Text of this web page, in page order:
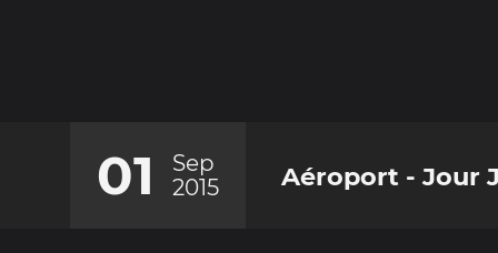
01
Sep
2015
Aéroport - Jour J